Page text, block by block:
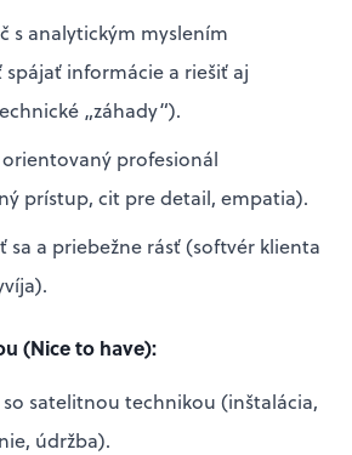
s analytickým myslením
informácie a riešiť aj
„záhady“).
orientovaný profesionál
prístup, cit pre detail, empatia).
sa a priebežne rásť (softvér klienta
(Nice to have):
so satelitnou technikou (inštalácia,
údržba).